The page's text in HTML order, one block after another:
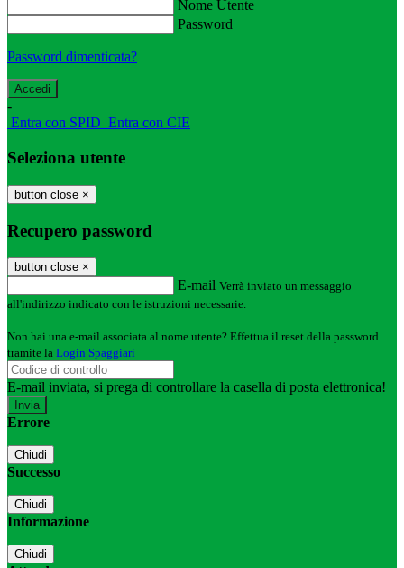
Nome Utente
Password
Password dimenticata?
-
Entra con SPID Entra con CIE
Seleziona utente
button close ×
Recupero password
button close ×
E-mail Verrà inviato un messaggio
all'indirizzo indicato con le istruzioni necessarie.
Non hai una e-mail associata al nome utente? Effettua il reset della password
tramite la Login Spaggiari
E-mail inviata, si prega di controllare la casella di posta elettronica!
Errore
Chiudi
Successo
Chiudi
Informazione
Chiudi